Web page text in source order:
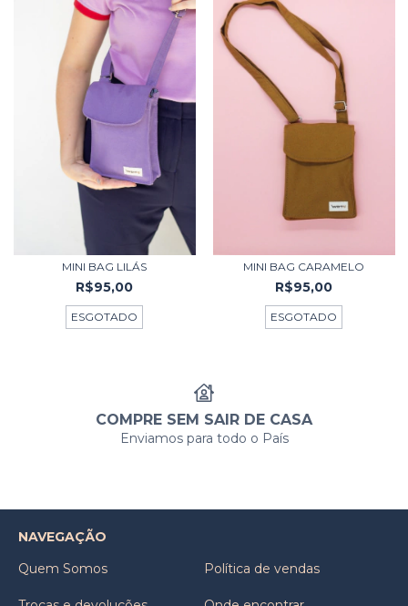
MINI BAG LILÁS
R$95,00
ESGOTADO
MINI BAG CARAMELO
R$95,00
ESGOTADO
COMPRE SEM SAIR DE CASA
Enviamos para todo o País
NAVEGAÇÃO
Quem Somos
Política de vendas